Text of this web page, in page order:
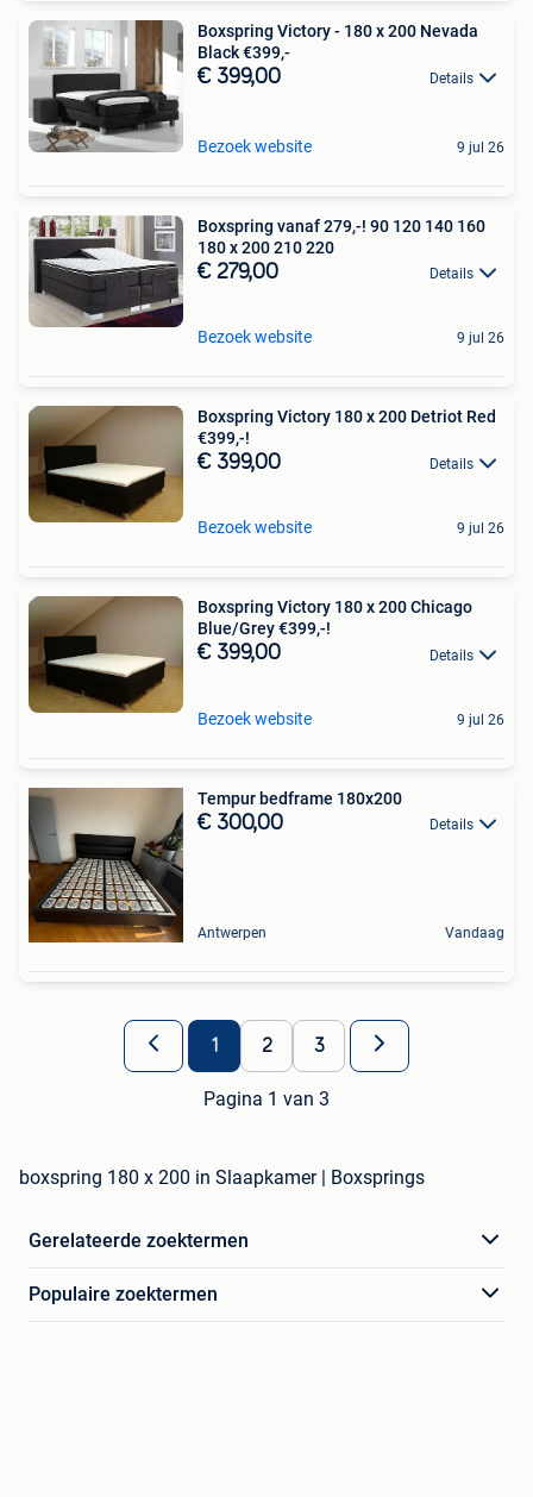
Boxspring Victory - 180 x 200 Nevada
Black €399,-
€ 399,00 Details
Bezoek website 9 jul 26
Boxspring vanaf 279,-! 90 120 140 160
180 x 200 210 220
€ 279,00 Details
Bezoek website 9 jul 26
Boxspring Victory 180 x 200 Detriot Red
€399,-!
€ 399,00 Details
Bezoek website 9 jul 26
Boxspring Victory 180 x 200 Chicago
Blue/Grey €399,-!
€ 399,00 Details
Bezoek website 9 jul 26
Tempur bedframe 180x200
€ 300,00 Details
Antwerpen Vandaag
1 2 3
Pagina 1 van 3
boxspring 180 x 200 in Slaapkamer | Boxsprings
Gerelateerde zoektermen
Populaire zoektermen